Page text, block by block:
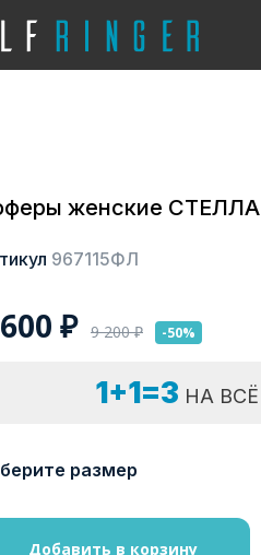
женские СТЕЛЛА
967115ФЛ
₽ 9 200₽ -50%
1+1=3 НА ВСЁ
размер
Добавить в корзину